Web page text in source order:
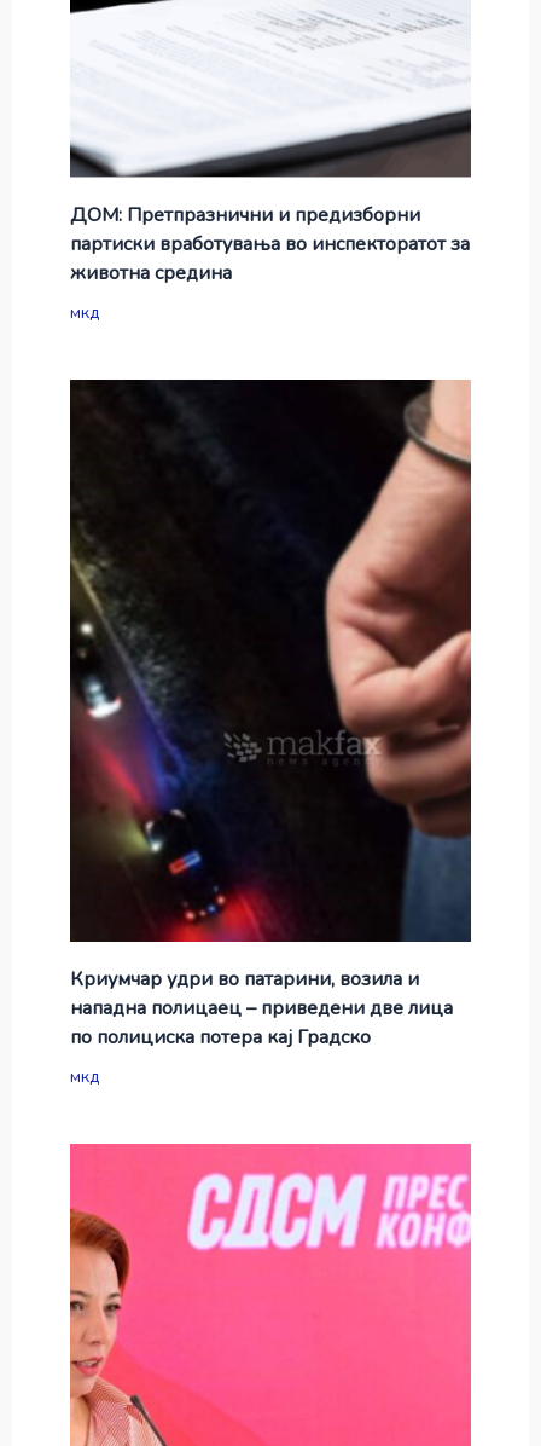
ДОМ: Претпразнични и предизборни
партиски вработувања во инспекторатот за
животна средина
мкд
Криумчар удри во патарини, возила и
нападна полицаец – приведени две лица
по полициска потера кај Градско
мкд